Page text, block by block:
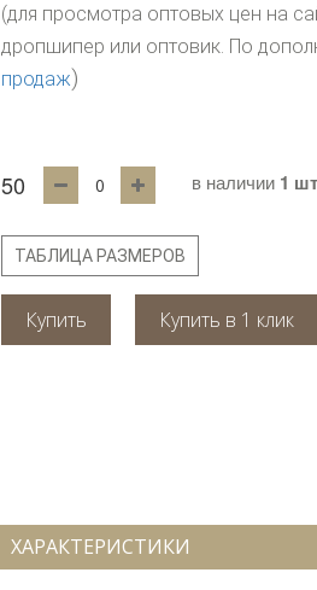
(для просмотра оптовых цен на
дропшипер или оптовик. По
продаж)
50 в наличии 1
ТАБЛИЦА РАЗМЕРОВ
Купить
ХАРАКТЕРИСТИКИ